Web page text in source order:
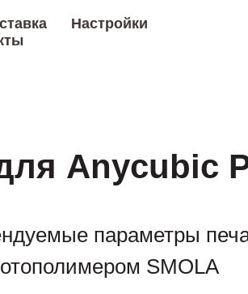
Настройки
Anycubic
параметры
SMOLA